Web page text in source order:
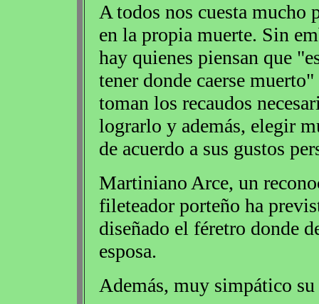
A todos nos cuesta mucho
en la propia muerte. Sin
hay quienes piensan que
tener donde caerse
toman los recaudos
lograrlo y además, elegir
de acuerdo a sus gustos
Martiniano Arce, un
fileteador porteño ha
diseñado el féretro donde
esposa.
Además, muy simpático